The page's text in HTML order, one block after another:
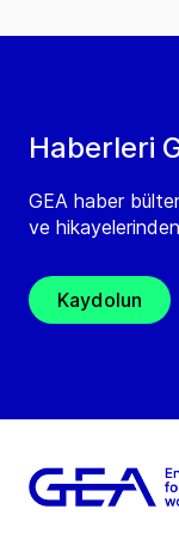
Haberleri
GEA haber
ve
Kaydolun